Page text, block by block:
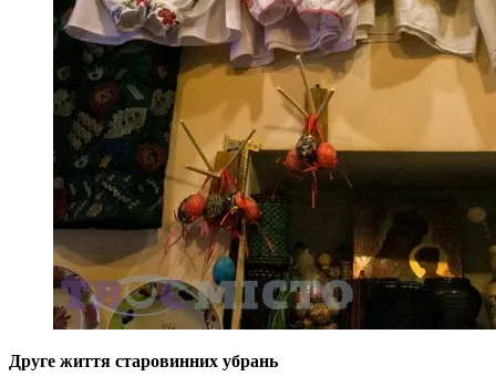
Друге життя старовинних убрань